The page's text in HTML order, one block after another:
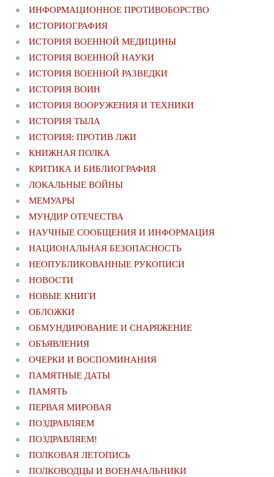
ИНФОРМАЦИОННОЕ ПРОТИВОБОРСТВО
ИСТОРИОГРАФИЯ
ИСТОРИЯ ВОЕННОЙ МЕДИЦИНЫ
ИСТОРИЯ ВОЕННОЙ НАУКИ
ИСТОРИЯ ВОЕННОЙ РАЗВЕДКИ
ИСТОРИЯ ВОИН
ИСТОРИЯ ВООРУЖЕНИЯ И ТЕХНИКИ
ИСТОРИЯ ТЫЛА
ИСТОРИЯ: ПРОТИВ ЛЖИ
КНИЖНАЯ ПОЛКА
КРИТИКА И БИБЛИОГРАФИЯ
ЛОКАЛЬНЫЕ ВОЙНЫ
МЕМУАРЫ
МУНДИР ОТЕЧЕСТВА
НАУЧНЫЕ СООБЩЕНИЯ И ИНФОРМАЦИЯ
НАЦИОНАЛЬНАЯ БЕЗОПАСНОСТЬ
НЕОПУБЛИКОВАННЫЕ РУКОПИСИ
НОВОСТИ
НОВЫЕ КНИГИ
ОБЛОЖКИ
ОБМУНДИРОВАНИЕ И СНАРЯЖЕНИЕ
ОБЪЯВЛЕНИЯ
ОЧЕРКИ И ВОСПОМИНАНИЯ
ПАМЯТНЫЕ ДАТЫ
ПАМЯТЬ
ПЕРВАЯ МИРОВАЯ
ПОЗДРАВЛЯЕМ
ПОЗДРАВЛЯЕМ!
ПОЛКОВАЯ ЛЕТОПИСЬ
ПОЛКОВОДЦЫ И ВОЕНАЧАЛЬНИКИ